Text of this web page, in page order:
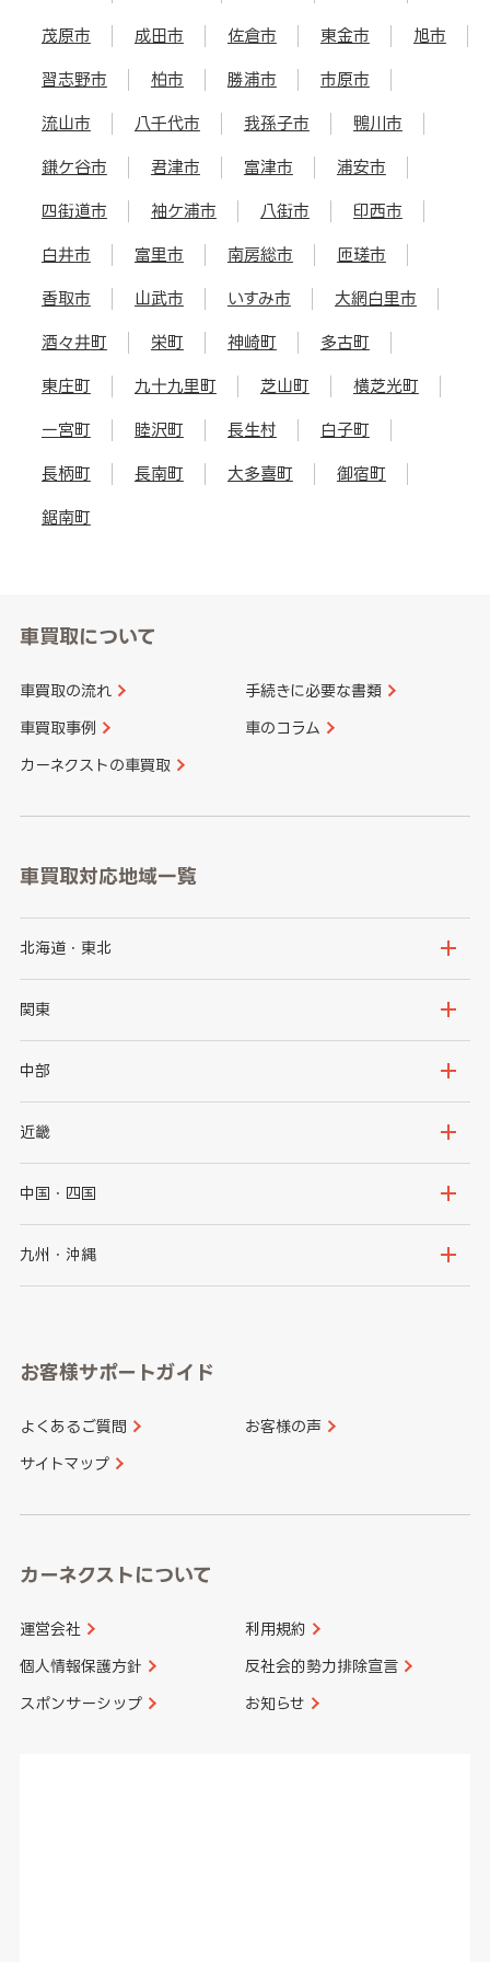
茂原市 成田市 佐倉市 東金市 旭市
習志野市 柏市 勝浦市 市原市
流山市 八千代市 我孫子市 鴨川市
鎌ケ谷市 君津市 富津市 浦安市
四街道市 袖ケ浦市 八街市 印西市
白井市 富里市 南房総市 匝瑳市
香取市 山武市 いすみ市 大網白里市
酒々井町 栄町 神崎町 多古町
東庄町 九十九里町 芝山町 横芝光町
一宮町 睦沢町 長生村 白子町
長柄町 長南町 大多喜町 御宿町
鋸南町
車買取について
車買取の流れ 手続きに必要な書類
車買取事例 車のコラム
カーネクストの車買取
車買取対応地域一覧
北海道・東北
北海道
岩手県
秋田県
関東
茨城県
群馬県
千葉県
中部
新潟県
石川県
山梨県
愛知県
近畿
大阪府
京都府
和歌山県
中国・四国
鳥取県
山口県
香川県 愛媛県
九州・沖縄
長崎県
大分県 宮崎県
お客様サポートガイド
よくあるご質問 お客様の声
サイトマップ
カーネクストについて
運営会社 利用規約
個人情報保護方針 反社会的勢力排除宣言
スポンサーシップ お知らせ